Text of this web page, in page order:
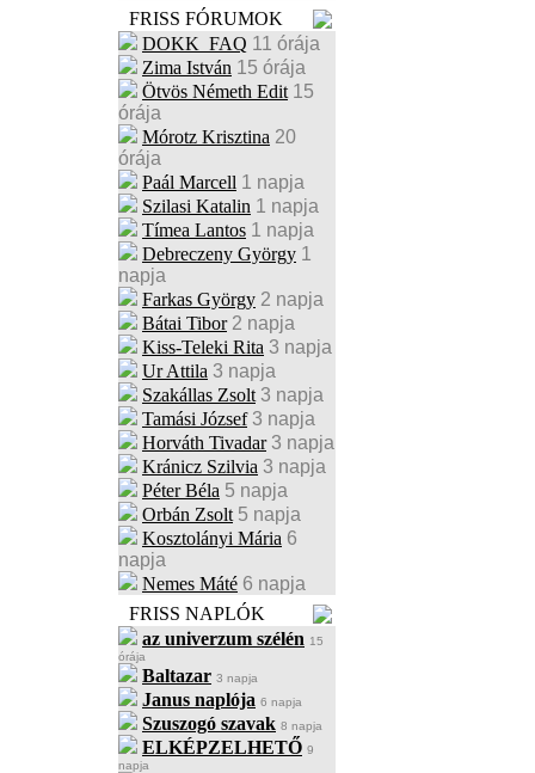
FRISS FÓRUMOK
DOKK_FAQ 11 órája
Zima István 15 órája
Ötvös Németh Edit 15
órája
Mórotz Krisztina 20
órája
Paál Marcell 1 napja
Szilasi Katalin 1 napja
Tímea Lantos 1 napja
Debreczeny György 1
napja
Farkas György 2 napja
Bátai Tibor 2 napja
Kiss-Teleki Rita 3 napja
Ur Attila 3 napja
Szakállas Zsolt 3 napja
Tamási József 3 napja
Horváth Tivadar 3 napja
Kránicz Szilvia 3 napja
Péter Béla 5 napja
Orbán Zsolt 5 napja
Kosztolányi Mária 6
napja
Nemes Máté 6 napja
FRISS NAPLÓK
az univerzum szélén 15
órája
Baltazar 3 napja
Janus naplója 6 napja
Szuszogó szavak 8 napja
ELKÉPZELHETŐ 9
napja